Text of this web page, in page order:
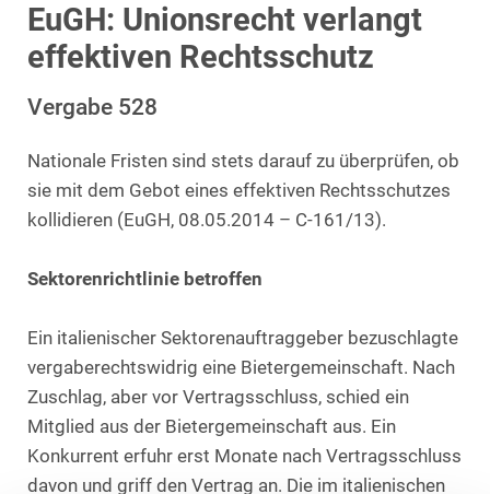
EuGH: Unionsrecht verlangt
effektiven Rechtsschutz
Vergabe 528
Nationale Fristen sind stets darauf zu überprüfen, ob
sie mit dem Gebot eines effektiven Rechtsschutzes
kollidieren (EuGH, 08.05.2014 – C-161/13).
Sektorenrichtlinie betroffen
Ein italienischer Sektorenauftraggeber bezuschlagte
vergaberechtswidrig eine Bietergemeinschaft. Nach
Zuschlag, aber vor Vertragsschluss, schied ein
Mitglied aus der Bietergemeinschaft aus. Ein
Konkurrent erfuhr erst Monate nach Vertragsschluss
davon und griff den Vertrag an. Die im italienischen